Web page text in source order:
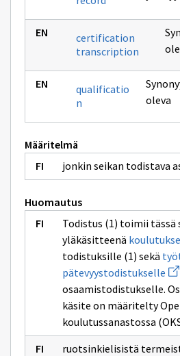
certification
transcription
qualificatio
n
oleva
Määritelmä
jonkin seikan todistava
Huomautus
Todistus (1) toimii tässä
yläkäsitteenä
todistuksille (1) sekä
pätevyystodistukselle
osaamistodistukselle.
käsite on määritelty
koulutussanastossa
ruotsinkielisistä